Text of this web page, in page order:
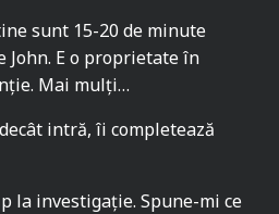
sunt 15-20 de minute
John. E o proprietate în
Mai mulți…
intră, îi completează
la investigație. Spune-mi ce